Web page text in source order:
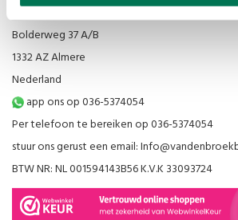
Bolderweg 37 A/B
1332 AZ Almere
Nederland
app ons op 036-5374054
Per telefoon te bereiken op 036-5374054
stuur ons gerust een email:
BTW NR: NL 001594143B56 K.V.K 33093724